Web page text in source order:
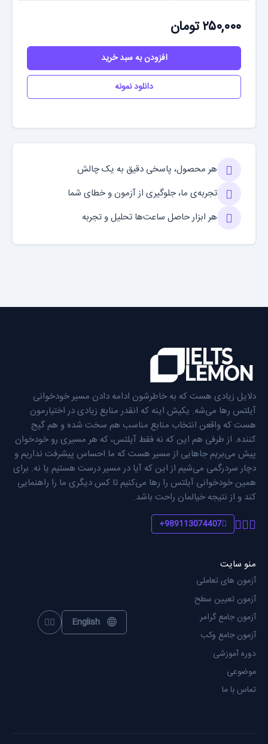
۲۵۰,۰۰۰ تومان
افزودن به سبد خرید
دانلود نمونه
هر محصول، پاسخی دقیق به یک چالش
تجربه‌ی ما، جلوگیری از آزمون و خطای شما
هر ابزار حاصل ساعت‌ها تحلیل و تجربه
دلایل زیادی هست که به خاطرشون ادامه دادن مسیر خودخوانی
آیلتس رها می‌شه. یکیش اینه که انقدر منابع زیادی در اختیارمون
هست که واقعن انتخاب منابع مناسب هم سخت شده و هم گیج
کننده. از طرفی هم این که نه فقط آیلتس، که هر مسیری رو خودخوان
پیش می‌بریم جاهایی از مسیر هست که ما احساس پیشرفت نداریم و
دچار سردرگمی می‌شیم از این که آیا در مسیر درست هستیم یا نه. برای
همین خودخوانی آیلتس را رها می‌کنیم تا کس دیگری ما را راهنمایی
کند و از نتیجه خیالمان راحت باشد.
989113074407+
منو سایت
آزمون های تعاملی
آزمون تعیین سطح
آزمون جامع گرامر
آزمون جامع وکب
دوره آموزشی
موضوعی
تماس با ما
English
theme